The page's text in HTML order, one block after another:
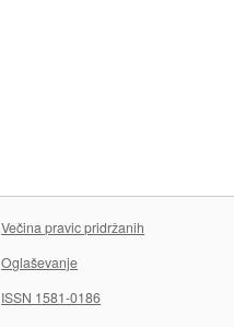
Večina pravic pridržanih
Oglaševanje
ISSN 1581-0186